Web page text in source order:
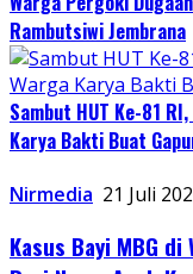
Rambutsiwi Jembrana
Sambut HUT Ke-81
Karya Bakti Buat
Nirmedia 21 Juli
Kasus Bayi MBG